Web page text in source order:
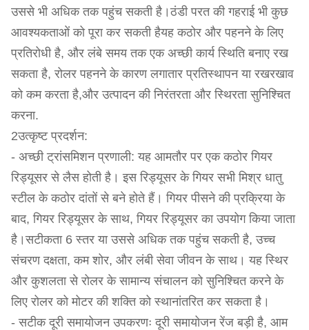
उससे भी अधिक तक पहुंच सकती है।ठंडी परत की गहराई भी कुछ
आवश्यकताओं को पूरा कर सकती हैयह कठोर और पहनने के लिए
प्रतिरोधी है, और लंबे समय तक एक अच्छी कार्य स्थिति बनाए रख
सकता है, रोलर पहनने के कारण लगातार प्रतिस्थापन या रखरखाव
को कम करता है,और उत्पादन की निरंतरता और स्थिरता सुनिश्चित
करना.
2उत्कृष्ट प्रदर्शन:
- अच्छी ट्रांसमिशन प्रणाली: यह आमतौर पर एक कठोर गियर
रिड्यूसर से लैस होती है। इस रिड्यूसर के गियर सभी मिश्र धातु
स्टील के कठोर दांतों से बने होते हैं। गियर पीसने की प्रक्रिया के
बाद, गियर रिड्यूसर के साथ, गियर रिड्यूसर का उपयोग किया जाता
है।सटीकता 6 स्तर या उससे अधिक तक पहुंच सकती है, उच्च
संचरण दक्षता, कम शोर, और लंबी सेवा जीवन के साथ। यह स्थिर
और कुशलता से रोलर के सामान्य संचालन को सुनिश्चित करने के
लिए रोलर को मोटर की शक्ति को स्थानांतरित कर सकता है।
- सटीक दूरी समायोजन उपकरणः दूरी समायोजन रेंज बड़ी है, आम